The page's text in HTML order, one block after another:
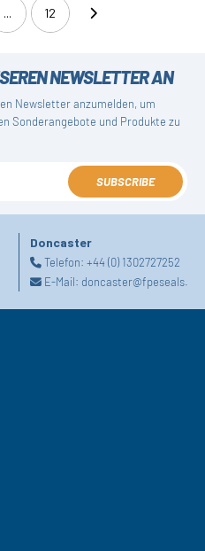
... 12
NEWSLETTER AN
Newsletter anzumelden, um
Sonderangebote und Produkte zu
SUBSCRIBE
Doncaster
Telefon:+44 (0) 1302727252
E-Mail: